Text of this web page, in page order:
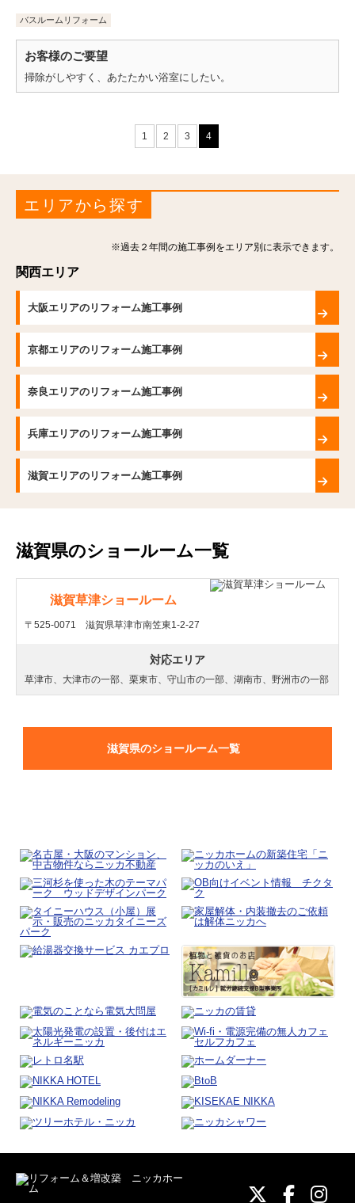
バスルームリフォーム
お客様のご要望
掃除がしやすく、あたたかい浴室にしたい。
1 2 3 4
エリアから探す
※過去２年間の施工事例をエリア別に表示できます。
関西エリア
大阪エリアのリフォーム施工事例
京都エリアのリフォーム施工事例
奈良エリアのリフォーム施工事例
兵庫エリアのリフォーム施工事例
滋賀エリアのリフォーム施工事例
滋賀県のショールーム一覧
滋賀草津ショールーム
〒525-0071 滋賀県草津市南笠東1-2-27
対応エリア
草津市、大津市の一部、栗東市、守山市の一部、湖南市、野洲市の一部
滋賀県のショールーム一覧
ニッカ
ニッニ